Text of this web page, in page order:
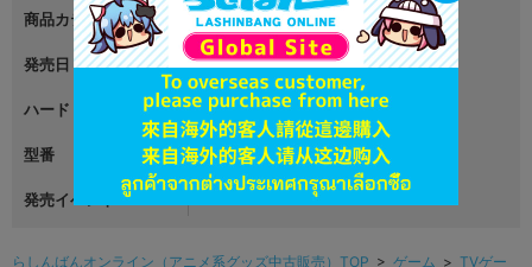
商品カテゴリ ゲーム
発売日 2024年01月25日
ハード Nintendo Switch
型番 ASWJP-23001
発売イベント
らしんばんオンライン（アニメ系グッズ中古販売）TOP > ゲーム > TVゲー